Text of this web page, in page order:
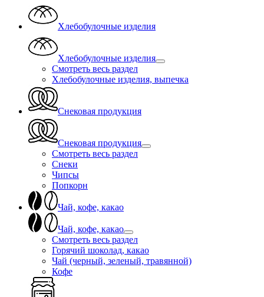
Хлебобулочные изделия
Хлебобулочные изделия
Смотреть весь раздел
Хлебобулочные изделия, выпечка
Снековая продукция
Снековая продукция
Смотреть весь раздел
Снеки
Чипсы
Попкорн
Чай, кофе, какао
Чай, кофе, какао
Смотреть весь раздел
Горячий шоколад, какао
Чай (черный, зеленый, травянной)
Кофе